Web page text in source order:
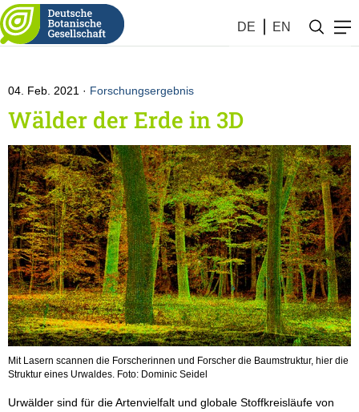
DE EN
Botanik #5 (2021)
04. Feb. 2021 Forschungsergebnis
Wälder der Erde in 3D
Mit Lasern scannen die Forscherinnen und Forscher die Baumstruktur, hier die
Struktur eines Urwaldes. Foto: Dominic Seidel
Urwälder sind für die Artenvielfalt und globale Stoffkreisläufe von